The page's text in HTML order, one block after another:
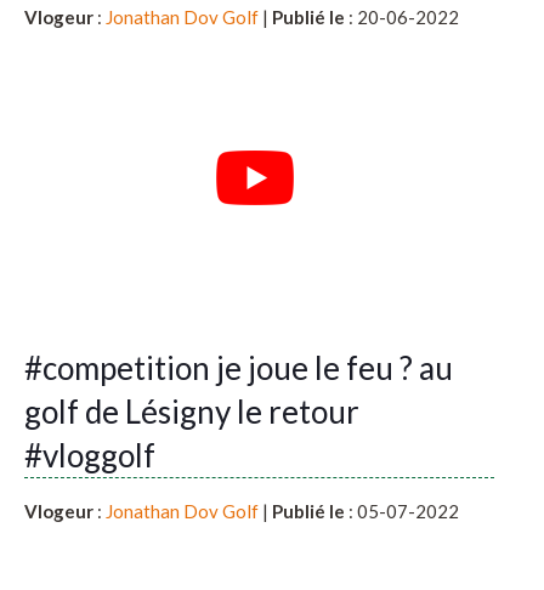
Vlogeur : Jonathan Dov Golf | Publié le : 20-06-2022
#competition je joue le feu ? au
golf de Lésigny le retour
#vloggolf
Vlogeur : Jonathan Dov Golf | Publié le : 05-07-2022